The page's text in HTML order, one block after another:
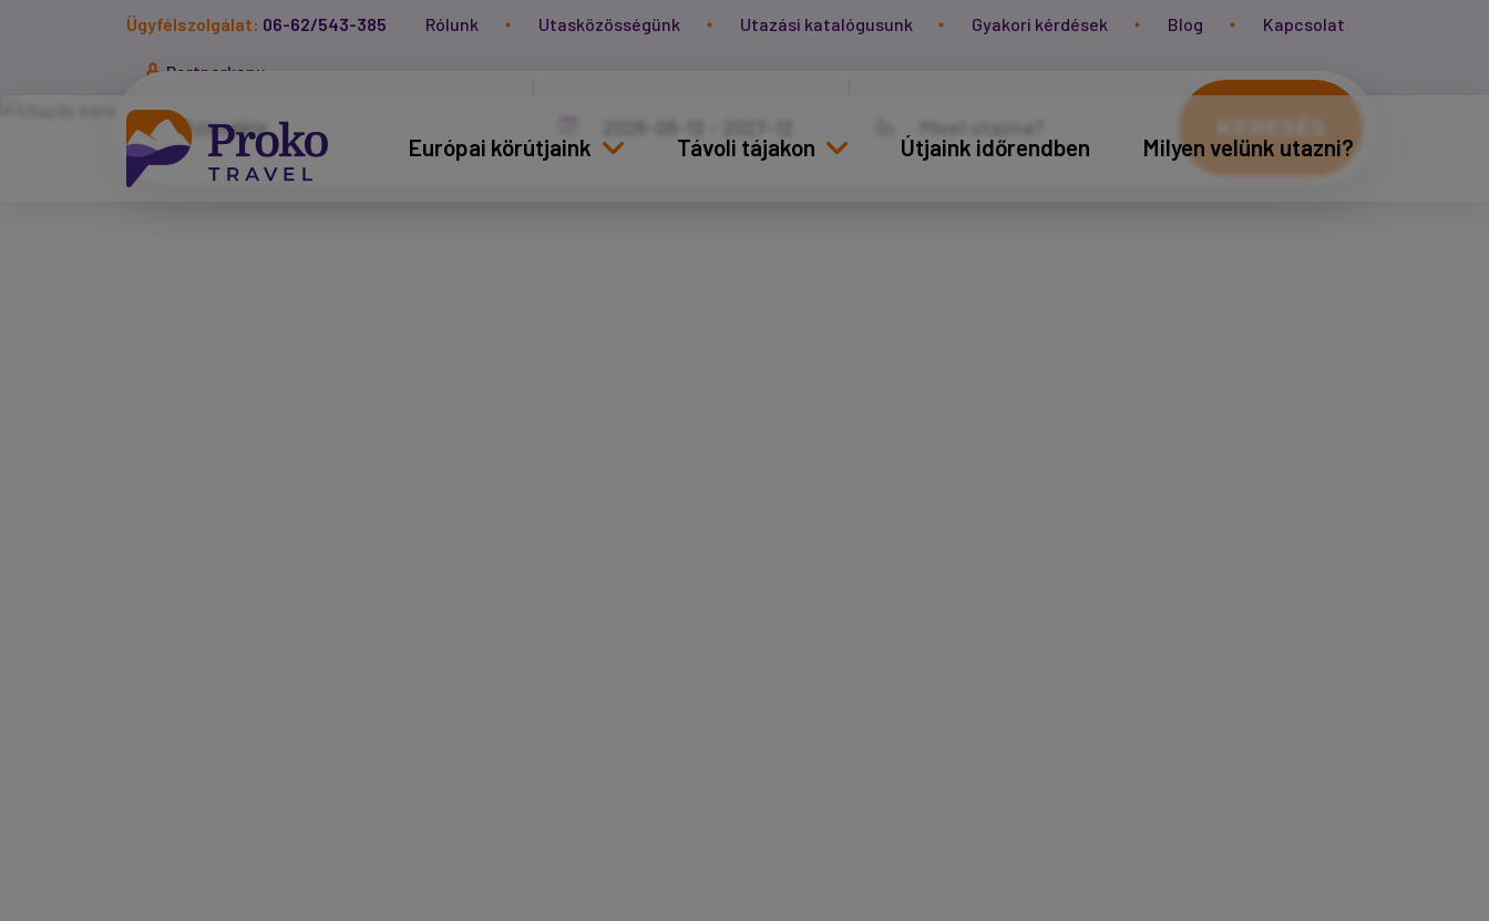
Ügyfélszolgálat: 06-62/543-385 Rólunk Utasközösségünk Utazási katalógusunk Gyakori kérdések Blog Kapcsolat
Partnerkapu
Európai körútjaink Távoli tájakon Útjaink időrendben Milyen velünk utazni?
KERESÉS